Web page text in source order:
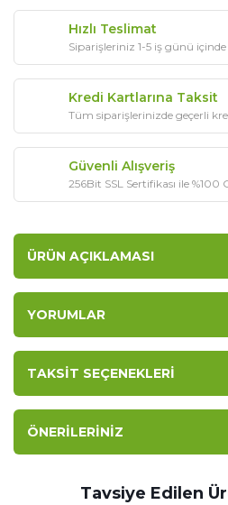
Hızlı Teslimat
Siparişleriniz 1-5 iş günü
Kredi Kartlarına Taksit
Tüm siparişlerinizde geçerli
Güvenli Alışveriş
256Bit SSL Sertifikası ile %100
ÜRÜN AÇIKLAMASI
YORUMLAR
TAKSIT SEÇENEKLERI
ÖNERILERINIZ
Tavsiye Edilen